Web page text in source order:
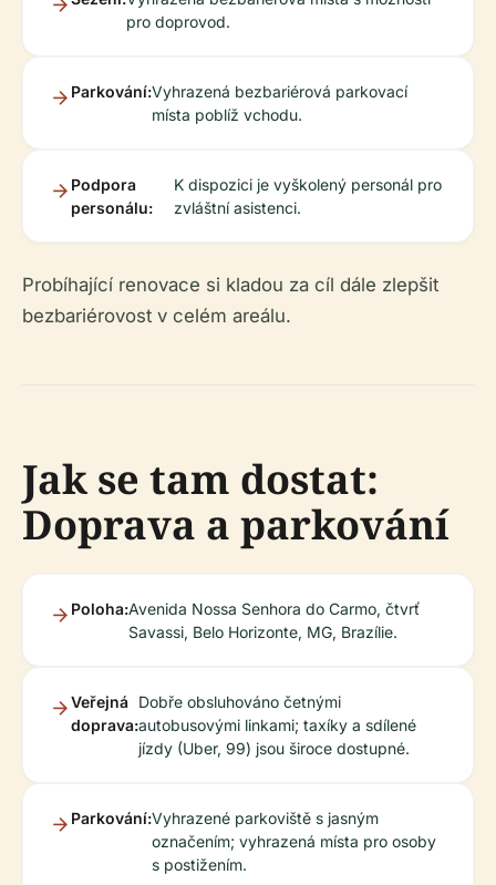
pro doprovod.
Parkování:Vyhrazená bezbariérová parkovací
místa poblíž vchodu.
Podpora
personálu:
K dispozici je vyškolený personál pro
zvláštní asistenci.
Probíhající renovace si kladou za cíl dále zlepšit
bezbariérovost v celém areálu.
Jak se tam dostat:
Doprava a parkování
Poloha:Avenida Nossa Senhora do Carmo, čtvrť
Savassi, Belo Horizonte, MG, Brazílie.
Veřejná
doprava:
Dobře obsluhováno četnými
autobusovými linkami; taxíky a sdílené
jízdy (Uber, 99) jsou široce dostupné.
Parkování:Vyhrazené parkoviště s jasným
označením; vyhrazená místa pro osoby
s postižením.